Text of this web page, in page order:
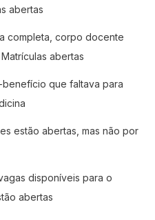
abertas
completa, corpo docente
abertas
que faltava para
estão abertas, mas não por
disponíveis para o
abertas